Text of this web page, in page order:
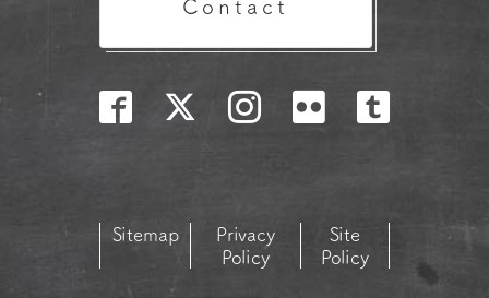
Contact
Sitemap
Privacy
Policy
Site
Policy